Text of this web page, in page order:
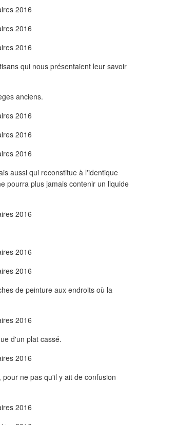
qui nous présentaient leur savoir
anciens.
aussi qui reconstitue à l'identique
pourra plus jamais contenir un liquide
de peinture aux endroits où la
d'un plat cassé.
ne pas qu'il y ait de confusion